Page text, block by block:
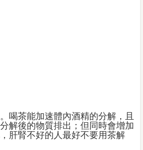
喝茶能加速體內酒精的分解，且
解後的物質排出；但同時會增加
肝腎不好的人最好不要用茶解